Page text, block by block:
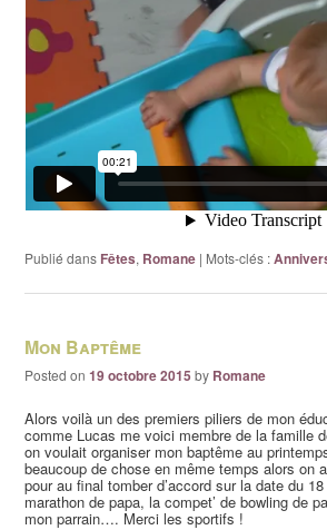
Publié dans Fêtes, Romane | Mots-clés :
Mon Baptême
Posted on19 octobre 2015 by Romane
Alors voilà un des premiers piliers de mon
comme Lucas me voici membre de la famille
on voulait organiser mon baptême au
beaucoup de chose en même temps alors on
pour au final tomber d’accord sur la date du
marathon de papa, la compet’ de bowling de
mon parrain…. Merci les sportifs !